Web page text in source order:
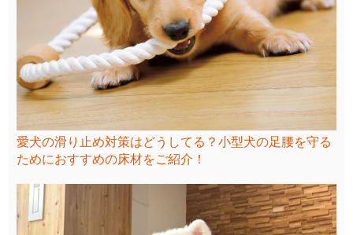
愛犬の滑り止め対策はどうしてる？小型犬の足腰を守る
ためにおすすめの床材をご紹介！